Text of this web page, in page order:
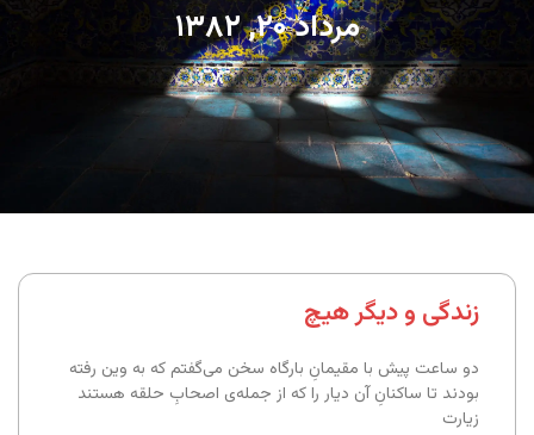
مرداد ۲۰, ۱۳۸۲
زندگی و دیگر هیچ
دو ساعت پیش با مقیمانِ بارگاه سخن می‌گفتم که به وین رفته
بودند تا ساکنانِ آن دیار را که از جمله‌ی اصحابِ حلقه هستند
زیارت